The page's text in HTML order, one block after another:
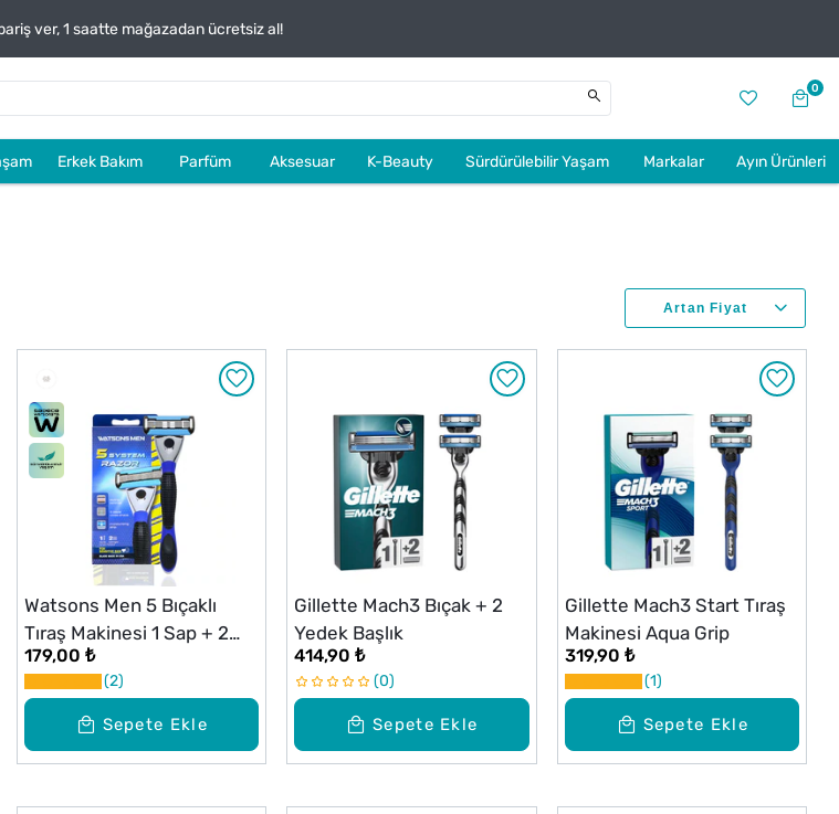
ver, 1 saatte mağazadan ücretsiz al!
0
Erkek Bakım Parfüm Aksesuar K-Beauty Sürdürülebilir Yaşam Markalar Ayın Ürünleri
Sepete Ekle
Watsons Men 5 Bıçaklı
Tıraş Makinesi 1 Sap + 2
Yedek
179,00 ₺
2
Sepete Ekle
Gillette Mach3 Bıçak + 2
Yedek Başlık
414,90 ₺
0
Sepete Ekle
Gillette Mach3 Start Tıraş
Makinesi Aqua Grip
319,90 ₺
1